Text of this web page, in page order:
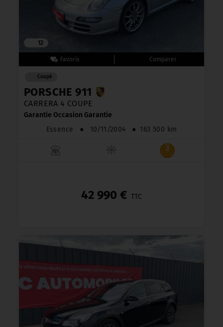
12
Coupé
PORSCHE 911
CARRERA 4 COUPE
Garantie Occasion Garantie
Essence
● 10/11/2004 ● 163 500 km
42 990 € TTC